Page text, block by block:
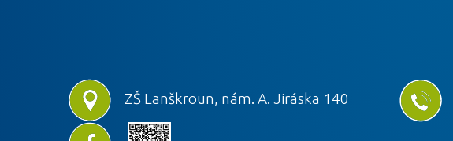
ZŠ Lanškroun, nám. A. Jiráska 140